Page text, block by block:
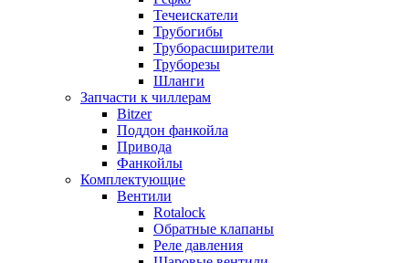
Течеискатели
Трубогибы
Труборасширители
Труборезы
Шланги
Запчасти к чиллерам
Bitzer
Поддон фанкойла
Привода
Фанкойлы
Комплектующие
Вентили
Rotalock
Обратные клапаны
Реле давления